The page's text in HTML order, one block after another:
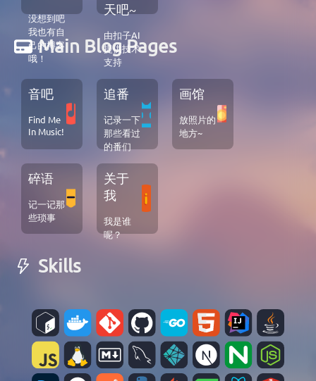
没想到吧
我也有自
己的博客
哦！
天吧~
由扣子AI
提供技术
支持
Main Blog Pages
音吧
Find Me
In Music!
追番
记录一下
那些看过
的番们
画馆
放照片的
地方~
碎语
记一记那
些琐事
关于
我
我是谁
呢？
Skills